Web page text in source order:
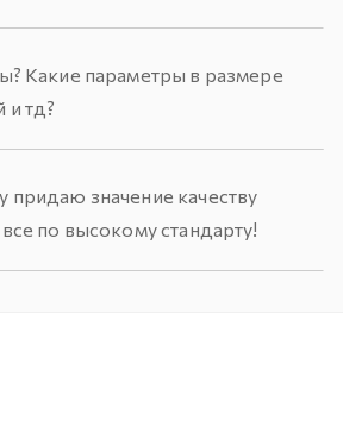
Какие параметры в размере
тд?
значение качеству
по высокому стандарту!